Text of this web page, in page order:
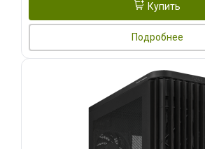
Купить
Подробнее